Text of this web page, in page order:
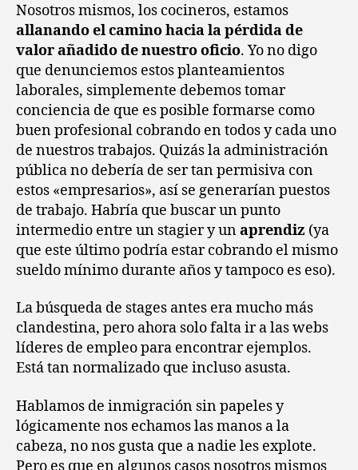
Nosotros mismos, los cocineros, estamos
allanando el camino hacia la pérdida de
valor añadido de nuestro oficio. Yo no digo
que denunciemos estos planteamientos
laborales, simplemente debemos tomar
conciencia de que es posible formarse como
buen profesional cobrando en todos y cada uno
de nuestros trabajos. Quizás la administración
pública no debería de ser tan permisiva con
estos «empresarios», así se generarían puestos
de trabajo. Habría que buscar un punto
intermedio entre un stagier y unaprendiz (ya
que este último podría estar cobrando el mismo
sueldo mínimo durante años y tampoco es eso).
La búsqueda de stages antes era mucho más
clandestina, pero ahora solo falta ir a las webs
líderes de empleo para encontrar ejemplos.
Está tan normalizado que incluso asusta.
Hablamos de inmigración sin papeles y
lógicamente nos echamos las manos a la
cabeza, no nos gusta que a nadie les explote.
Pero es que en algunos casos nosotros mismos